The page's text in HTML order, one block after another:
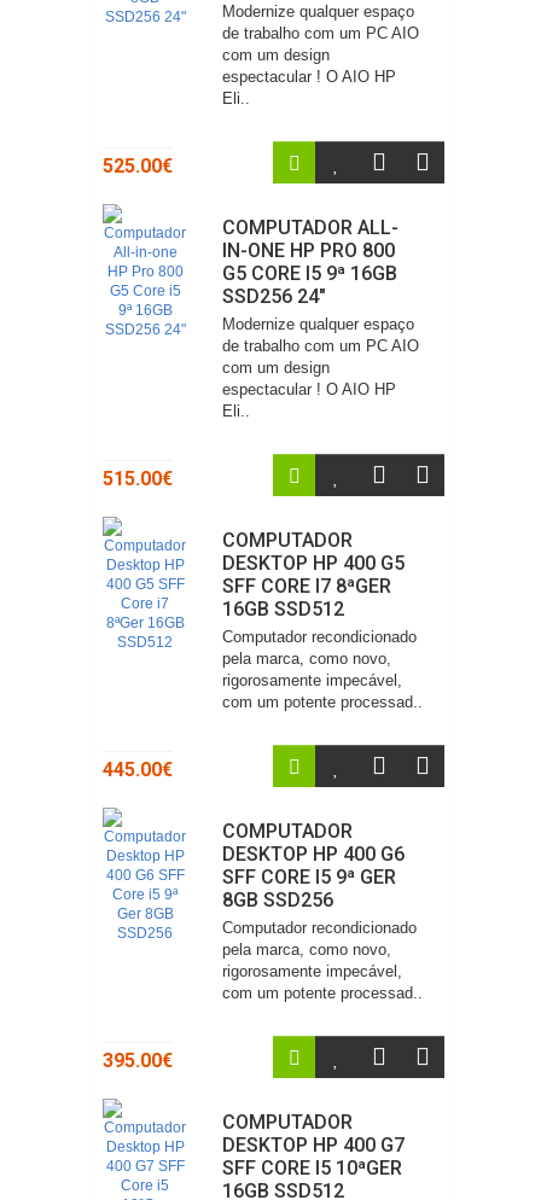
Modernize qualquer espaço
de trabalho com um PC AIO
com um design
espectacular ! O AIO HP
Eli..
525.00€
COMPUTADOR ALL-
IN-ONE HP PRO 800
G5 CORE I5 9ª 16GB
SSD256 24"
Modernize qualquer espaço
de trabalho com um PC AIO
com um design
espectacular ! O AIO HP
Eli..
515.00€
COMPUTADOR
DESKTOP HP 400 G5
SFF CORE I7 8ªGER
16GB SSD512
Computador recondicionado
pela marca, como novo,
rigorosamente impecável,
com um potente processad..
445.00€
COMPUTADOR
DESKTOP HP 400 G6
SFF CORE I5 9ª GER
8GB SSD256
Computador recondicionado
pela marca, como novo,
rigorosamente impecável,
com um potente processad..
395.00€
COMPUTADOR
DESKTOP HP 400 G7
SFF CORE I5 10ªGER
16GB SSD512